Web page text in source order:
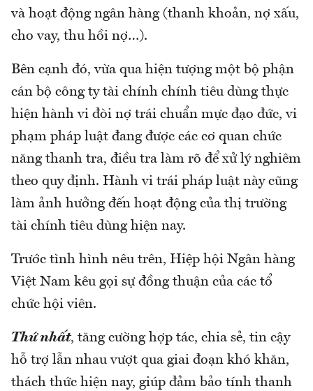
và hoạt động ngân hàng (thanh khoản, nợ xấu,
cho vay, thu hồi nợ…).
Bên cạnh đó, vừa qua hiện tượng một bộ phận
cán bộ công ty tài chính chính tiêu dùng thực
hiện hành vi đòi nợ trái chuẩn mực đạo đức, vi
phạm pháp luật đang được các cơ quan chức
năng thanh tra, điều tra làm rõ để xử lý nghiêm
theo quy định. Hành vi trái pháp luật này cũng
làm ảnh hưởng đến hoạt động của thị trường
tài chính tiêu dùng hiện nay.
Trước tình hình nêu trên, Hiệp hội Ngân hàng
Việt Nam kêu gọi sự đồng thuận của các tổ
chức hội viên.
Thứ nhất, tăng cường hợp tác, chia sẻ, tin cậy
hỗ trợ lẫn nhau vượt qua giai đoạn khó khăn,
thách thức hiện nay, giúp đảm bảo tính thanh